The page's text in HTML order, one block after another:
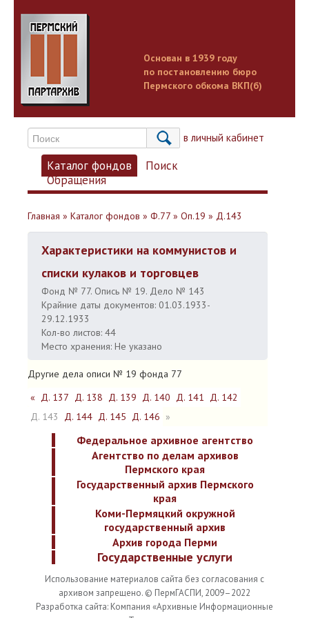
Основан в 1939 году
по постановлению бюро
Пермского обкома ВКП(б)
Вход в личный кабинет
Каталог фондов
Поиск
Обращения
Главная » Каталог фондов » Ф.77 » Оп.19 » Д.143
Характеристики на коммунистов и
списки кулаков и торговцев
Фонд № 77. Опись № 19. Дело № 143
Крайние даты документов: 01.03.1933-
29.12.1933
Кол-во листов: 44
Место хранения: Не указано
Другие дела описи № 19 фонда 77
« Д. 137 Д. 138 Д. 139 Д. 140 Д. 141 Д. 142
Д. 143
Д. 144 Д. 145 Д. 146 »
Федеральное архивное агентство
Агентство по делам архивов
Пермского края
Государственный архив Пермского
края
Коми-Пермяцкий окружной
государственный архив
Архив города Перми
Государственные услуги
Использование материалов сайта без согласования с
архивом запрещено. © ПермГАСПИ, 2009–2022
Разработка сайта: Компания «Архивные Информационные